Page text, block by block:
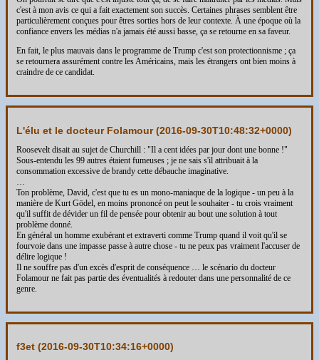
c'est à mon avis ce qui a fait exactement son succès. Certaines phrases semblent être
particulièrement conçues pour êtres sorties hors de leur contexte. À une époque où la
confiance envers les médias n'a jamais été aussi basse, ça se retourne en sa faveur.
En fait, le plus mauvais dans le programme de Trump c'est son protectionnisme ; ça
se retournera assurément contre les Américains, mais les étrangers ont bien moins à
craindre de ce candidat.
L'élu et le docteur Folamour (2016-09-30T10:48:32+0000)
Roosevelt disait au sujet de Churchill : "Il a cent idées par jour dont une bonne !"
Sous-entendu les 99 autres étaient fumeuses ; je ne sais s'il attribuait à la
consommation excessive de brandy cette débauche imaginative.
Ton problème, David, c'est que tu es un mono-maniaque de la logique - un peu à la
manière de Kurt Gödel, en moins prononcé on peut le souhaiter - tu crois vraiment
qu'il suffit de dévider un fil de pensée pour obtenir au bout une solution à tout
problème donné.
En général un homme exubérant et extraverti comme Trump quand il voit qu'il se
fourvoie dans une impasse passe à autre chose - tu ne peux pas vraiment l'accuser de
délire logique !
Il ne souffre pas d'un excès d'esprit de conséquence … le scénario du docteur
Folamour ne fait pas partie des éventualités à redouter dans une personnalité de ce
genre.
f3et (2016-09-30T10:34:16+0000)